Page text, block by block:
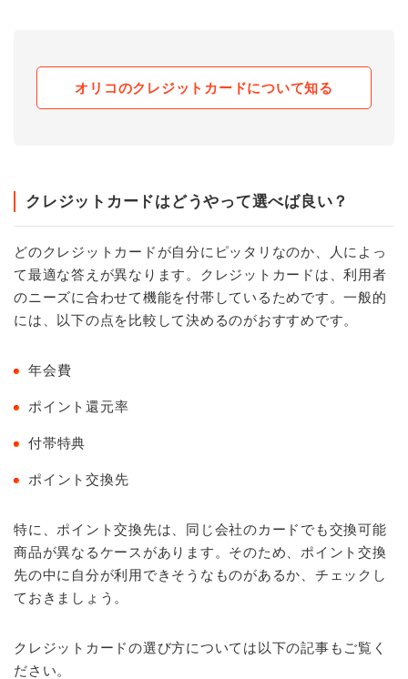
オリコのクレジットカードについて知る
クレジットカードはどうやって選べば良い？
どのクレジットカードが自分にピッタリなのか、人によっ
て最適な答えが異なります。クレジットカードは、利用者
のニーズに合わせて機能を付帯しているためです。一般的
には、以下の点を比較して決めるのがおすすめです。
年会費
ポイント還元率
付帯特典
ポイント交換先
特に、ポイント交換先は、同じ会社のカードでも交換可能
商品が異なるケースがあります。そのため、ポイント交換
先の中に自分が利用できそうなものがあるか、チェックし
ておきましょう。
クレジットカードの選び方については以下の記事もご覧く
ださい。